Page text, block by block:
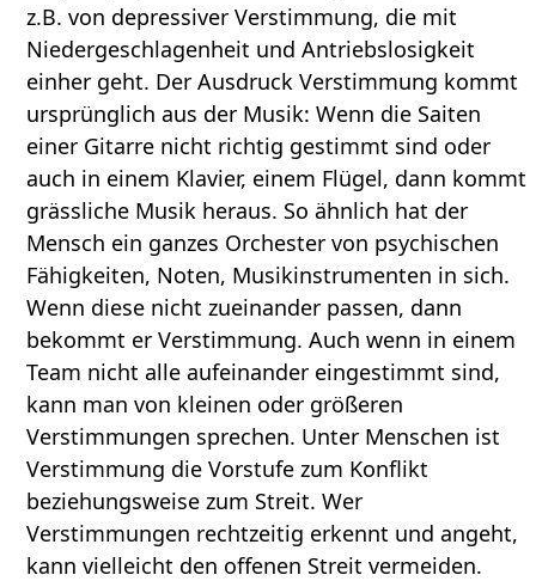
z.B. von depressiver Verstimmung, die mit
Niedergeschlagenheit und Antriebslosigkeit
einher geht. Der Ausdruck Verstimmung kommt
ursprünglich aus der Musik: Wenn die Saiten
einer Gitarre nicht richtig gestimmt sind oder
auch in einem Klavier, einem Flügel, dann kommt
grässliche Musik heraus. So ähnlich hat der
Mensch ein ganzes Orchester von psychischen
Fähigkeiten, Noten, Musikinstrumenten in sich.
Wenn diese nicht zueinander passen, dann
bekommt er Verstimmung. Auch wenn in einem
Team nicht alle aufeinander eingestimmt sind,
kann man von kleinen oder größeren
Verstimmungen sprechen. Unter Menschen ist
Verstimmung die Vorstufe zum Konflikt
beziehungsweise zum Streit. Wer
Verstimmungen rechtzeitig erkennt und angeht,
kann vielleicht den offenen Streit vermeiden.